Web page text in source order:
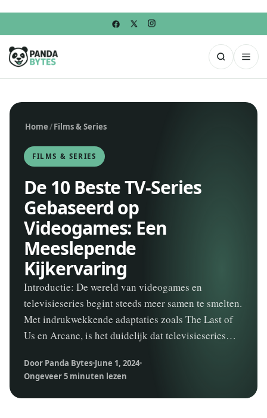
Home/Films & Series
FILMS & SERIES
De 10 Beste TV-Series
Gebaseerd op
Videogames: Een
Meeslepende
Kijkervaring
Introductie: De wereld van videogames en
televisieseries begint steeds meer samen te smelten.
Met indrukwekkende adaptaties zoals The Last of
Us en Arcane, is het duidelijk dat televisieseries…
Door Panda Bytes June 1, 2024
Ongeveer 5 minuten lezen